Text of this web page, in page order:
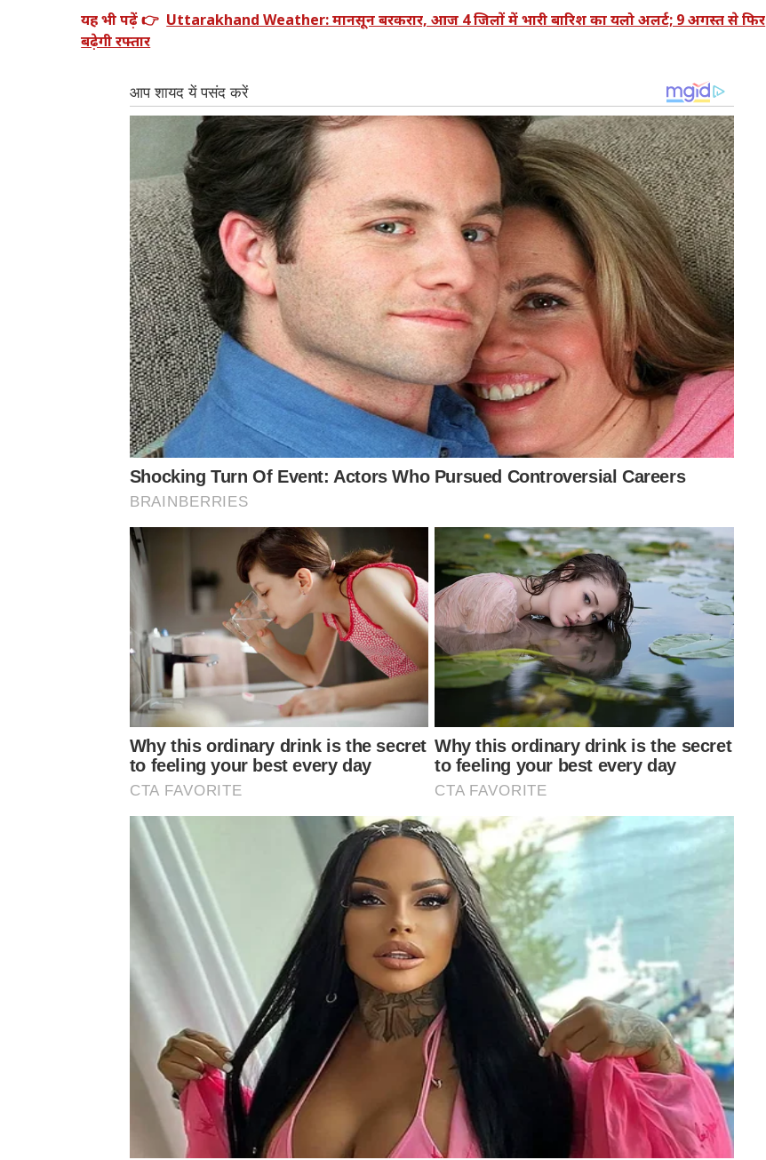
यह भी पढ़ें 👉 Uttarakhand Weather: मानसून बरकरार, आज 4 जिलों में भारी बारिश का यलो अलर्ट; 9 अगस्त से फिर
बढ़ेगी रफ्तार